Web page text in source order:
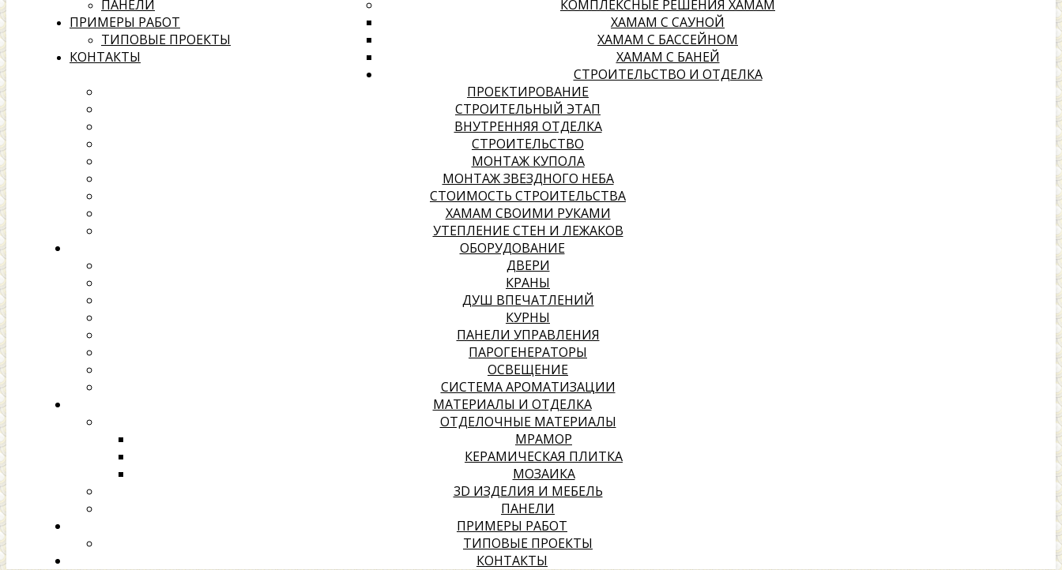
ПАНЕЛИ
ПРИМЕРЫ РАБОТ
ТИПОВЫЕ ПРОЕКТЫ
КОНТАКТЫ
КОМПЛЕКСНЫЕ РЕШЕНИЯ ХАМАМ
ХАМАМ С САУНОЙ
ХАМАМ С БАССЕЙНОМ
ХАМАМ С БАНЕЙ
СТРОИТЕЛЬСТВО И ОТДЕЛКА
ПРОЕКТИРОВАНИЕ
СТРОИТЕЛЬНЫЙ ЭТАП
ВНУТРЕННЯЯ ОТДЕЛКА
СТРОИТЕЛЬСТВО
МОНТАЖ КУПОЛА
МОНТАЖ ЗВЕЗДНОГО НЕБА
СТОИМОСТЬ СТРОИТЕЛЬСТВА
ХАМАМ СВОИМИ РУКАМИ
УТЕПЛЕНИЕ СТЕН И ЛЕЖАКОВ
ОБОРУДОВАНИЕ
ДВЕРИ
КРАНЫ
ДУШ ВПЕЧАТЛЕНИЙ
КУРНЫ
ПАНЕЛИ УПРАВЛЕНИЯ
ПАРОГЕНЕРАТОРЫ
ОСВЕЩЕНИЕ
СИСТЕМА АРОМАТИЗАЦИИ
МАТЕРИАЛЫ И ОТДЕЛКА
ОТДЕЛОЧНЫЕ МАТЕРИАЛЫ
МРАМОР
КЕРАМИЧЕСКАЯ ПЛИТКА
МОЗАИКА
3D ИЗДЕЛИЯ И МЕБЕЛЬ
ПАНЕЛИ
ПРИМЕРЫ РАБОТ
ТИПОВЫЕ ПРОЕКТЫ
КОНТАКТЫ